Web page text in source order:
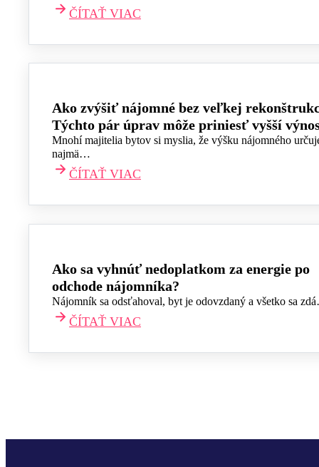
ČÍTAŤ VIAC
Ako zvýšiť nájomné bez veľkej
Týchto pár úprav môže priniesť vyšší
Mnohí majitelia bytov si myslia, že výšku nájomného
najmä…
ČÍTAŤ VIAC
Ako sa vyhnúť nedoplatkom za energie po
odchode nájomníka?
Nájomník sa odsťahoval, byt je odovzdaný a všetko sa
ČÍTAŤ VIAC